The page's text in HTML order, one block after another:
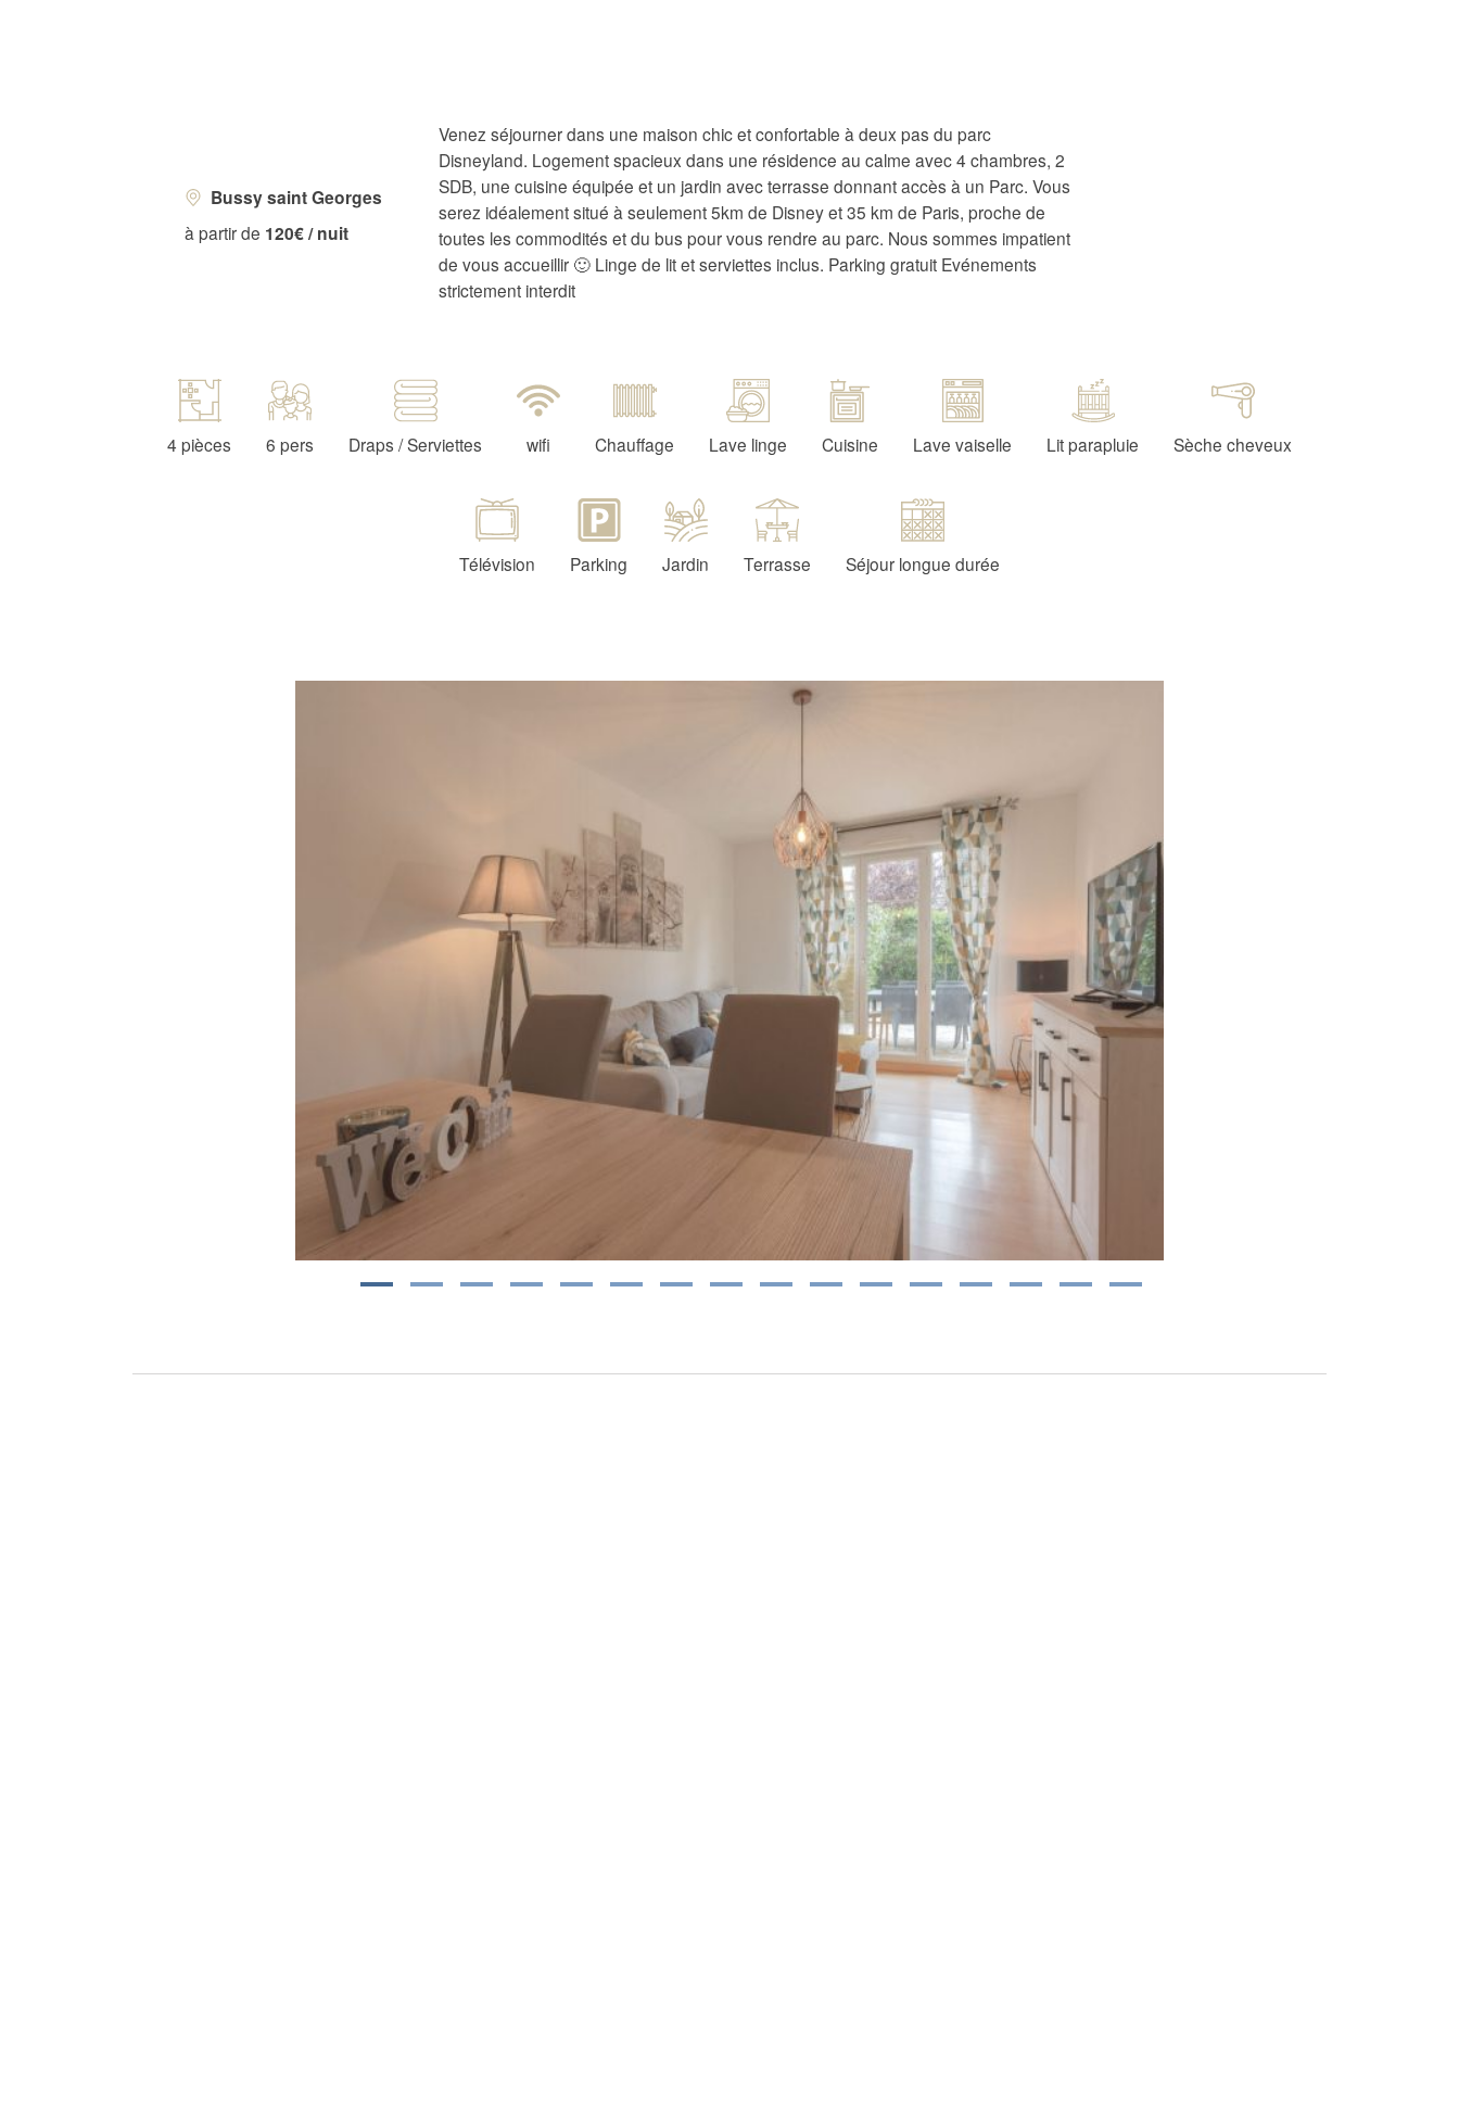
Bussy saint Georges
à partir de 120€ / nuit
Venez séjourner dans une maison chic et confortable à deux pas du parc
Disneyland. Logement spacieux dans une résidence au calme avec 4 chambres, 2
SDB, une cuisine équipée et un jardin avec terrasse donnant accès à un Parc. Vous
serez idéalement situé à seulement 5km de Disney et 35 km de Paris, proche de
toutes les commodités et du bus pour vous rendre au parc. Nous sommes impatient
de vous accueillir 🙂 Linge de lit et serviettes inclus. Parking gratuit Evénements
strictement interdit
4 pièces 6 pers Draps / Serviettes wifi Chauffage Lave linge Cuisine Lave vaiselle Lit parapluie Sèche cheveux
Télévision Parking Jardin Terrasse Séjour longue durée
1 2 3 4 5 6 7 8 9 10 11 12 13 14 15 16